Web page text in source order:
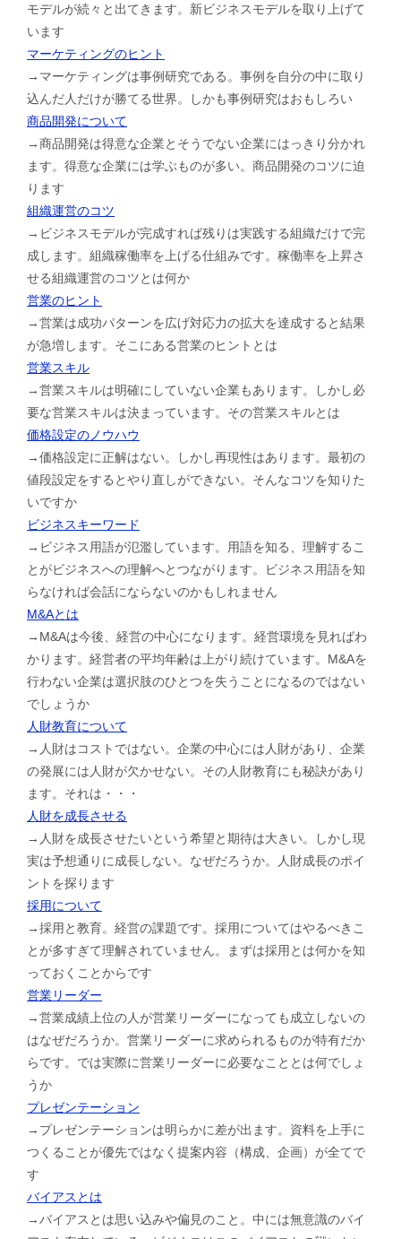
モデルが続々と出てきます。新ビジネスモデルを取り上げて
います
マーケティングのヒント
→マーケティングは事例研究である。事例を自分の中に取り
込んだ人だけが勝てる世界。しかも事例研究はおもしろい
商品開発について
→商品開発は得意な企業とそうでない企業にはっきり分かれ
ます。得意な企業には学ぶものが多い。商品開発のコツに迫
ります
組織運営のコツ
→ビジネスモデルが完成すれば残りは実践する組織だけで完
成します。組織稼働率を上げる仕組みです。稼働率を上昇さ
せる組織運営のコツとは何か
営業のヒント
→営業は成功パターンを広げ対応力の拡大を達成すると結果
が急増します。そこにある営業のヒントとは
営業スキル
→営業スキルは明確にしていない企業もあります。しかし必
要な営業スキルは決まっています。その営業スキルとは
価格設定のノウハウ
→価格設定に正解はない。しかし再現性はあります。最初の
値段設定をするとやり直しができない。そんなコツを知りた
いですか
ビジネスキーワード
→ビジネス用語が氾濫しています。用語を知る、理解するこ
とがビジネスへの理解へとつながります。ビジネス用語を知
らなければ会話にならないのかもしれません
M&Aとは
→M&Aは今後、経営の中心になります。経営環境を見ればわ
かります。経営者の平均年齢は上がり続けています。M&Aを
行わない企業は選択肢のひとつを失うことになるのではない
でしょうか
人財教育について
→人財はコストではない。企業の中心には人財があり、企業
の発展には人財が欠かせない。その人財教育にも秘訣があり
ます。それは・・・
人財を成長させる
→人財を成長させたいという希望と期待は大きい。しかし現
実は予想通りに成長しない。なぜだろうか。人財成長のポイ
ントを探ります
採用について
→採用と教育。経営の課題です。採用についてはやるべきこ
とが多すぎて理解されていません。まずは採用とは何かを知
っておくことからです
営業リーダー
→営業成績上位の人が営業リーダーになっても成立しないの
はなぜだろうか。営業リーダーに求められるものが特有だか
らです。では実際に営業リーダーに必要なこととは何でしょ
うか
プレゼンテーション
→プレゼンテーションは明らかに差が出ます。資料を上手に
つくることが優先ではなく提案内容（構成、企画）が全てで
す
バイアスとは
→バイアスとは思い込みや偏見のこと。中には無意識のバイ